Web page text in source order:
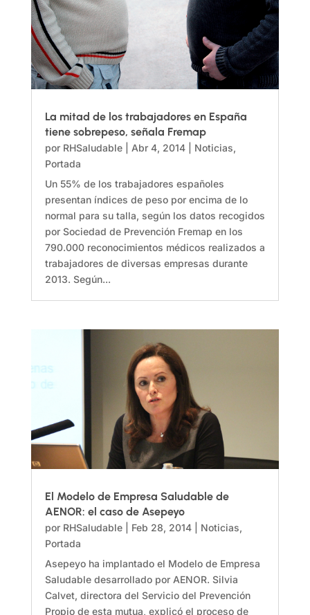
La mitad de los trabajadores en España
tiene sobrepeso, señala Fremap
por RHSaludable| Abr 4, 2014| Noticias,
Portada
Un 55% de los trabajadores españoles
presentan índices de peso por encima de lo
normal para su talla, según los datos recogidos
por Sociedad de Prevención Fremap en los
790.000 reconocimientos médicos realizados a
trabajadores de diversas empresas durante
2013. Según...
El Modelo de Empresa Saludable de
AENOR: el caso de Asepeyo
por RHSaludable| Feb 28, 2014| Noticias,
Portada
Asepeyo ha implantado el Modelo de Empresa
Saludable desarrollado por AENOR. Silvia
Calvet, directora del Servicio del Prevención
Propio de esta mutua, explicó el proceso de